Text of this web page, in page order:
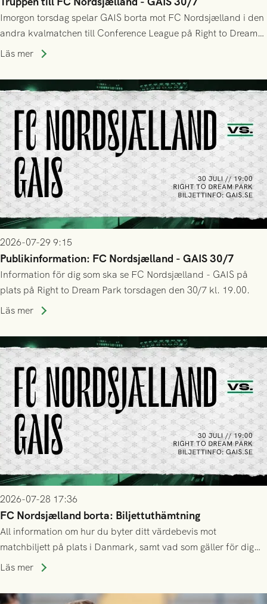
Imorgon torsdag spelar GAIS borta mot FC Nordsjælland i den
andra kvalmatchen till Conference League på Right to Dream
Park! Fredrik Holmberg och ledarstaben har tagit ut följande
Läs mer
2026-07-29 9:15
Publikinformation: FC Nordsjælland - GAIS 30/7
Information för dig som ska se FC Nordsjælland - GAIS på
plats på Right to Dream Park torsdagen den 30/7 kl. 19.00.
Läs mer
2026-07-28 17:36
FC Nordsjælland borta: Biljettuthämtning
All information om hur du byter ditt värdebevis mot
matchbiljett på plats i Danmark, samt vad som gäller för dig
som står på reservlista eller fått förhinder.
Läs mer